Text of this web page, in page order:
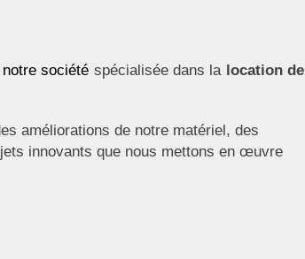
notre société spécialisée dans la location de
améliorations de notre matériel, des
innovants que nous mettons en œuvre